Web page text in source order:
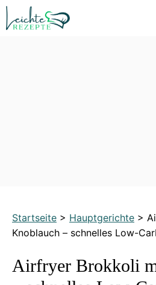
Zum
Inhalt
Startseite > Hauptgerichte >
Knoblauch – schnelles Low-
Airfryer Brokkoli